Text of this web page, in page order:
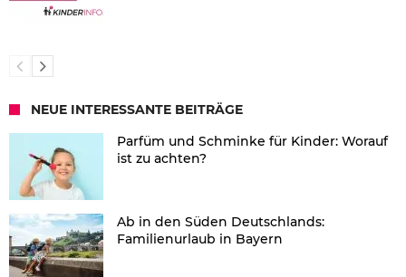
NEUE INTERESSANTE BEITRÄGE
Parfüm und Schminke für Kinder: Worauf
ist zu achten?
Ab in den Süden Deutschlands:
Familienurlaub in Bayern